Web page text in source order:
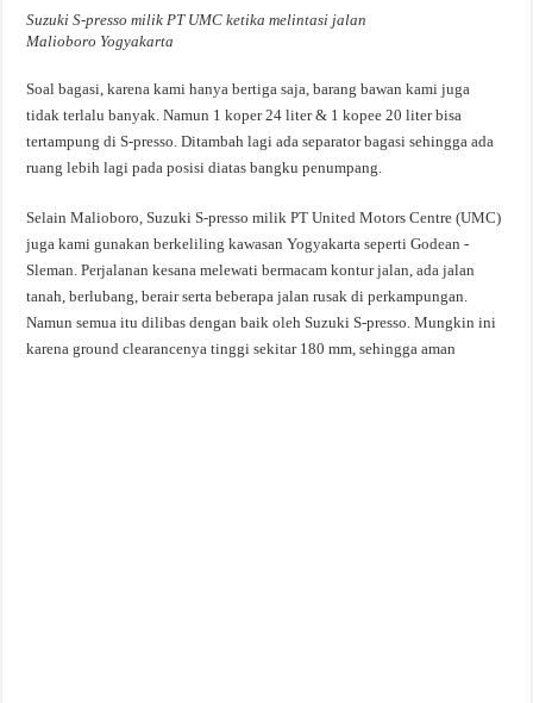
Suzuki S-presso milik PT UMC ketika melintasi jalan
Malioboro Yogyakarta
Soal bagasi, karena kami hanya bertiga saja, barang bawan kami juga
tidak terlalu banyak. Namun 1 koper 24 liter & 1 kopee 20 liter bisa
tertampung di S-presso. Ditambah lagi ada separator bagasi sehingga ada
ruang lebih lagi pada posisi diatas bangku penumpang.
Selain Malioboro, Suzuki S-presso milik PT United Motors Centre (UMC)
juga kami gunakan berkeliling kawasan Yogyakarta seperti Godean -
Sleman. Perjalanan kesana melewati bermacam kontur jalan, ada jalan
tanah, berlubang, berair serta beberapa jalan rusak di perkampungan.
Namun semua itu dilibas dengan baik oleh Suzuki S-presso. Mungkin ini
karena ground clearancenya tinggi sekitar 180 mm, sehingga aman